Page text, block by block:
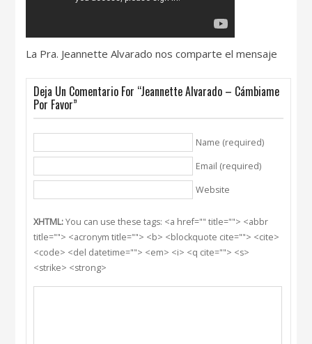
La Pra. Jeannette Alvarado nos comparte el mensaje
Deja Un Comentario For “Jeannette Alvarado – Cámbiame
Por Favor”
Name (required)
Email (required)
Website
XHTML:You can use these tags: <a href="" title=""> <abbr
title=""> <acronym title=""> <b> <blockquote cite=""> <cite>
<code> <del datetime=""> <em> <i> <q cite=""> <s>
<strike> <strong>